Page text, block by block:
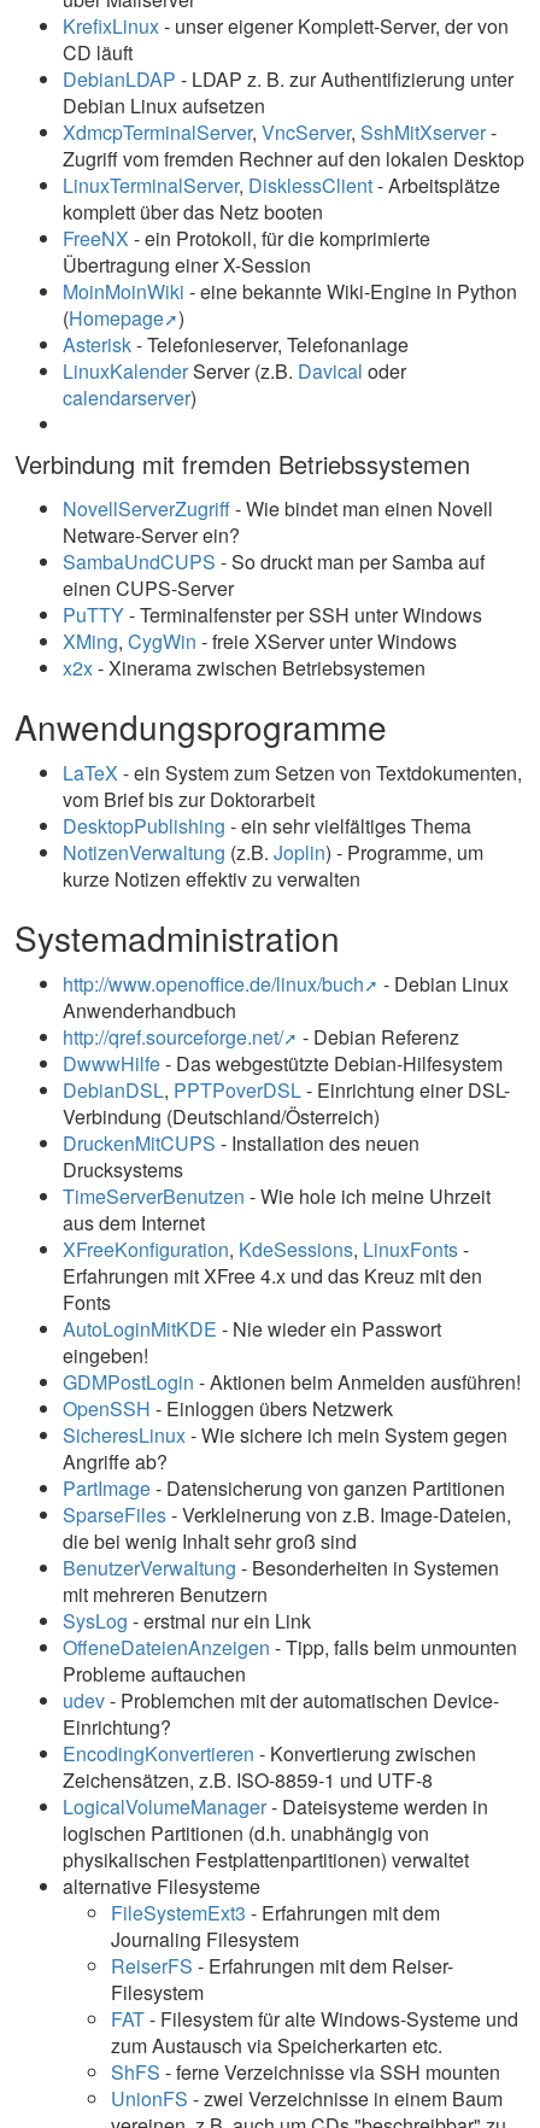
KrefixLinux- unser eigener Komplett-Server, der von
CD läuft
DebianLDAP - LDAP z. B. zur Authentifizierung unter
Debian Linux aufsetzen
XdmcpTerminalServer, VncServer, SshMitXserver-
Zugriff vom fremden Rechner auf den lokalen Desktop
LinuxTerminalServer, DisklessClient- Arbeitsplätze
komplett über das Netz booten
FreeNX - ein Protokoll, für die komprimierte
Übertragung einer X-Session
MoinMoinWiki - eine bekannte Wiki-Engine in Python
(Homepage )
Asterisk- Telefonieserver, Telefonanlage
LinuxKalenderServer (z.B. Davical oder
calendarserver)
Verbindung mit fremden Betriebssystemen
NovellServerZugriff- Wie bindet man einen Novell
Netware-Server ein?
SambaUndCUPS - So druckt man per Samba auf
einen CUPS-Server
PuTTY- Terminalfenster per SSH unter Windows
XMing, CygWin - freie XServer unter Windows
x2x- Xinerama zwischen Betriebsystemen
Anwendungsprogramme
LaTeX - ein System zum Setzen von Textdokumenten,
vom Brief bis zur Doktorarbeit
DesktopPublishing - ein sehr vielfältiges Thema
NotizenVerwaltung (z.B. Joplin) - Programme, um
kurze Notizen effektiv zu verwalten
Systemadministration
http://www.openoffice.de/linux/buch
- Debian Linux
Anwenderhandbuch
http://qref.sourceforge.net/
- Debian Referenz
DwwwHilfe- Das webgestützte Debian-Hilfesystem
DebianDSL, PPTPoverDSL- Einrichtung einer DSL-
Verbindung (Deutschland/Österreich)
DruckenMitCUPS - Installation des neuen
Drucksystems
TimeServerBenutzen - Wie hole ich meine Uhrzeit
aus dem Internet
XFreeKonfiguration, KdeSessions, LinuxFonts-
Erfahrungen mit XFree 4.x und das Kreuz mit den
Fonts
AutoLoginMitKDE - Nie wieder ein Passwort
eingeben!
GDMPostLogin - Aktionen beim Anmelden ausführen!
OpenSSH - Einloggen übers Netzwerk
SicheresLinux- Wie sichere ich mein System gegen
Angriffe ab?
PartImage- Datensicherung von ganzen Partitionen
SparseFiles- Verkleinerung von z.B. Image-Dateien,
die bei wenig Inhalt sehr groß sind
BenutzerVerwaltung - Besonderheiten in Systemen
mit mehreren Benutzern
SysLog - erstmal nur ein Link
OffeneDateienAnzeigen - Tipp, falls beim unmounten
Probleme auftauchen
udev- Problemchen mit der automatischen Device-
Einrichtung?
EncodingKonvertieren - Konvertierung zwischen
Zeichensätzen, z.B. ISO-8859-1 und UTF-8
LogicalVolumeManager- Dateisysteme werden in
logischen Partitionen (d.h. unabhängig von
physikalischen Festplattenpartitionen) verwaltet
alternative Filesysteme
FileSystemExt3 - Erfahrungen mit dem
Journaling Filesystem
ReiserFS - Erfahrungen mit dem Reiser-
Filesystem
FAT- Filesystem für alte Windows-Systeme und
zum Austausch via Speicherkarten etc.
ShFS - ferne Verzeichnisse via SSH mounten
UnionFS - zwei Verzeichnisse in einem Baum